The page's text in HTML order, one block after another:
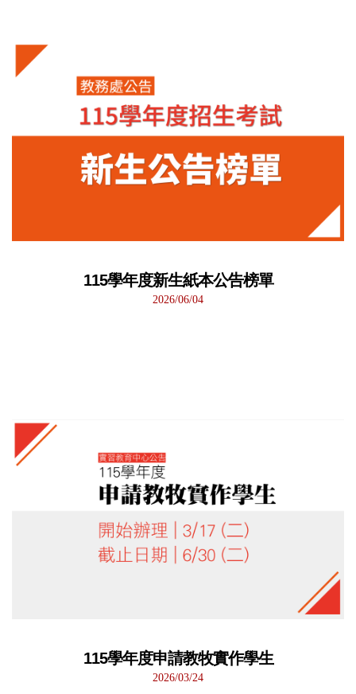
115學年度新生紙本公告榜單
2026/06/04
115學年度申請教牧實作學生
2026/03/24